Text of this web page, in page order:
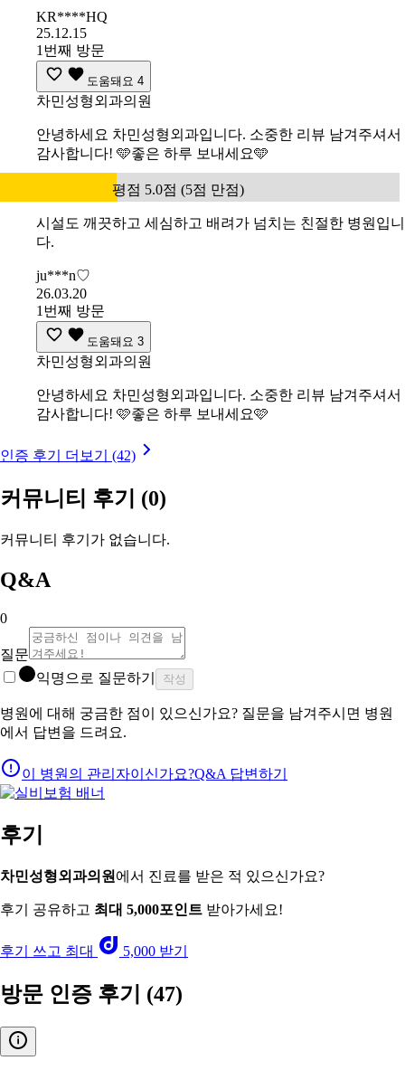
KR****HQ
25.12.15
1번째 방문
도움돼요 4
차민성형외과의원
안녕하세요 차민성형외과입니다. 소중한 리뷰 남겨주셔서
감사합니다! 🩵좋은 하루 보내세요🩵
평점 5.0점 (5점 만점)
시설도 깨끗하고 세심하고 배려가 넘치는 친절한 병원입니
다.
ju***n♡
26.03.20
1번째 방문
도움돼요 3
차민성형외과의원
안녕하세요 차민성형외과입니다. 소중한 리뷰 남겨주셔서
감사합니다! 🩷좋은 하루 보내세요🩷
인증 후기 더보기 (42)
커뮤니티 후기 (0)
커뮤니티 후기가 없습니다.
Q&A
0
질문
익명으로 질문하기
작성
병원에 대해 궁금한 점이 있으신가요? 질문을 남겨주시면 병원
에서 답변을 드려요.
이 병원의 관리자이신가요?Q&A 답변하기
후기
차민성형외과의원 에서 진료를 받은 적 있으신가요?
후기 공유하고 최대 5,000포인트 받아가세요!
후기 쓰고 최대 5,000 받기
방문 인증 후기 (47)